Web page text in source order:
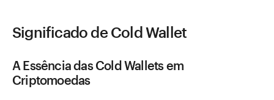
Significado de Cold Wallet
A Essência das Cold Wallets em
Criptomoedas